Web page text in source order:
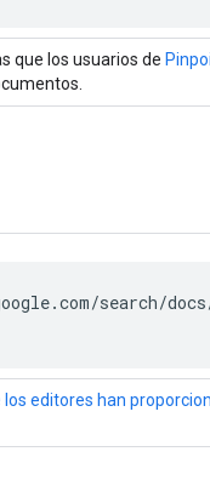
que los usuarios de
search/
editores han